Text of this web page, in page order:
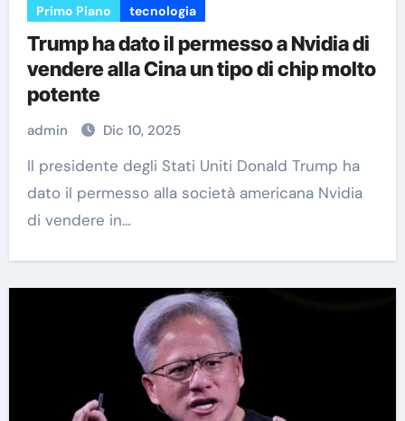
Primo Piano tecnologia
Trump ha dato il permesso a Nvidia di
vendere alla Cina un tipo di chip molto
potente
admin Dic 10, 2025
Il presidente degli Stati Uniti Donald Trump ha
dato il permesso alla società americana Nvidia
di vendere in…